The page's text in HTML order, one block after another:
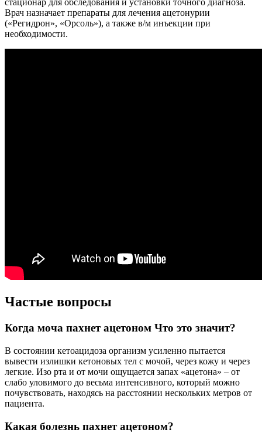
стационар для обследования и установки точного диагноза.
Врач назначает препараты для лечения ацетонурии
(«Регидрон», «Орсоль»), а также в/м инъекции при
необходимости.
Частые вопросы
Когда моча пахнет ацетоном Что это значит?
В состоянии кетоацидоза организм усиленно пытается
вывести излишки кетоновых тел с мочой, через кожу и через
легкие. Изо рта и от мочи ощущается запах «ацетона» – от
слабо уловимого до весьма интенсивного, который можно
почувствовать, находясь на расстоянии нескольких метров от
пациента.
Какая болезнь пахнет ацетоном?